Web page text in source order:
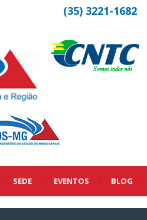
(35) 3221-1682
• SEDE • EVENTOS • BLOG •